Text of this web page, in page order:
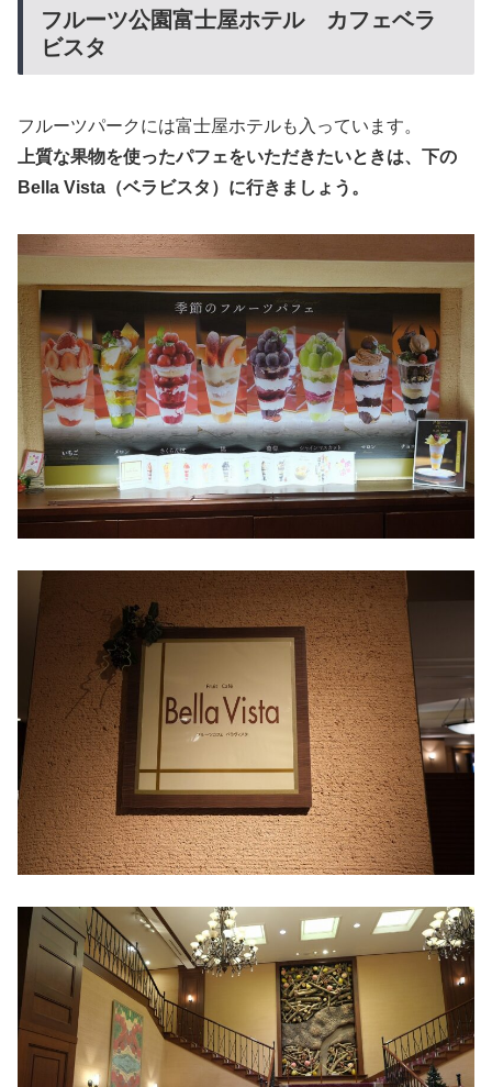
フルーツ公園富士屋ホテル カフェベラ
ビスタ
フルーツパークには富士屋ホテルも入っています。
上質な果物を使ったパフェをいただきたいときは、下の
Bella Vista（ベラビスタ）に行きましょう。